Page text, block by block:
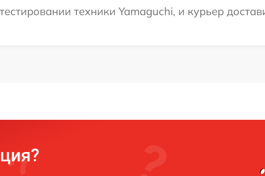
техники Yamaguchi, и курьер